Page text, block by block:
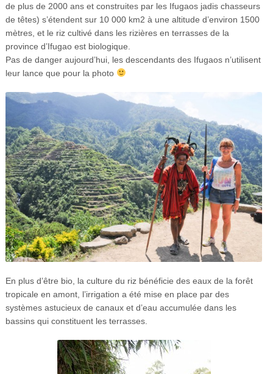
de plus de 2000 ans et construites par les Ifugaos jadis chasseurs
de têtes) s’étendent sur 10 000 km2 à une altitude d’environ 1500
mètres, et le riz cultivé dans les rizières en terrasses de la
province d’Ifugao est biologique.
Pas de danger aujourd’hui, les descendants des Ifugaos n’utilisent
leur lance que pour la photo
En plus d’être bio, la culture du riz bénéficie des eaux de la forêt
tropicale en amont, l’irrigation a été mise en place par des
systèmes astucieux de canaux et d’eau accumulée dans les
bassins qui constituent les terrasses.